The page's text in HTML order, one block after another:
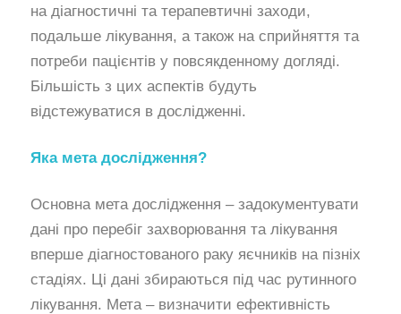
на діагностичні та терапевтичні заходи,
подальше лікування, а також на сприйняття та
потреби пацієнтів у повсякденному догляді.
Більшість з цих аспектів будуть
відстежуватися в дослідженні.
Яка мета дослідження?
Основна мета дослідження – задокументувати
дані про перебіг захворювання та лікування
вперше діагностованого раку яєчників на пізніх
стадіях. Ці дані збираються під час рутинного
лікування. Мета – визначити ефективність